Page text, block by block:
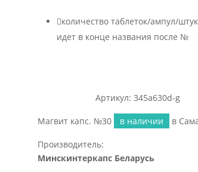
количество таблеток/ампул/
идет в конце названия после №
Артикул: 345a630d-g
Магвит капс. №30 в наличии в
Производитель:
Минскинтеркапс Беларусь